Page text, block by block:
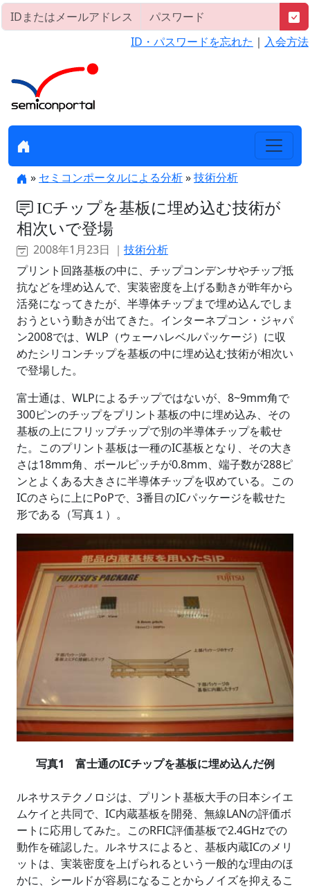
ID・パスワードを忘れた ｜ 入会方法
» セミコンポータルによる分析»技術分析
ICチップを基板に埋め込む技術が
相次いで登場
2008年1月23日 ｜ 技術分析
プリント回路基板の中に、チップコンデンサやチップ抵
抗などを埋め込んで、実装密度を上げる動きが昨年から
活発になってきたが、半導体チップまで埋め込んでしま
おうという動きが出てきた。インターネプコン・ジャパ
ン2008では、WLP（ウェーハレベルパッケージ）に収
めたシリコンチップを基板の中に埋め込む技術が相次い
で登場した。
富士通は、WLPによるチップではないが、8~9mm角で
300ピンのチップをプリント基板の中に埋め込み、その
基板の上にフリップチップで別の半導体チップを載せ
た。このプリント基板は一種のIC基板となり、その大き
さは18mm角、ボールピッチが0.8mm、端子数が288ピ
ンとよくある大きさに半導体チップを収めている。この
ICのさらに上にPoPで、3番目のICパッケージを載せた
形である（写真１）。
写真1 富士通のICチップを基板に埋め込んだ例
ルネサステクノロジは、プリント基板大手の日本シイエ
ムケイと共同で、IC内蔵基板を開発、無線LANの評価ボ
ートに応用してみた。このRFIC評価基板で2.4GHzでの
動作を確認した。ルネサスによると、基板内蔵ICのメリ
ットは、実装密度を上げられるという一般的な理由のほ
かに、シールドが容易になることからノイズを抑えるこ